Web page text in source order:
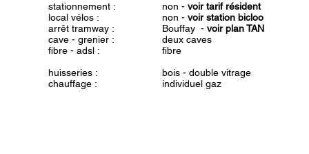
stationnement :
local vélos :
arrêt tramway :
cave - grenier :
fibre - adsl :
huisseries :
chauffage :
non - voir tarif résident
non - voir station bicloo
Bouffay - voir plan TAN
deux caves
fibre
bois - double vitrage
individuel gaz